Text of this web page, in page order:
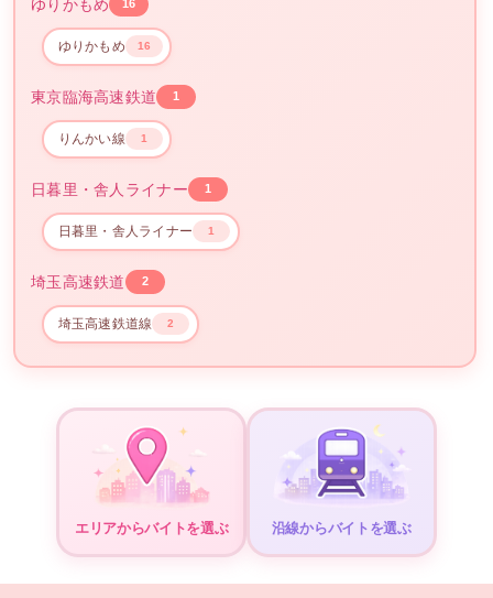
ゆりかもめ 16
ゆりかもめ 16
東京臨海高速鉄道 1
りんかい線 1
日暮里・舎人ライナー 1
日暮里・舎人ライナー 1
埼玉高速鉄道 2
埼玉高速鉄道線 2
エリアからバイトを選ぶ 沿線からバイトを選ぶ